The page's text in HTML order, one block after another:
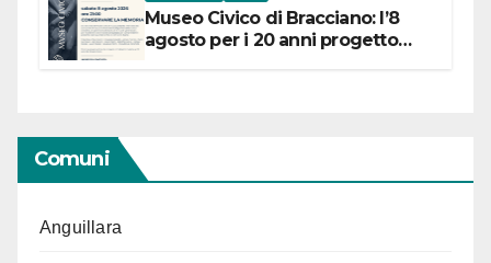
Museo Civico di Bracciano: l’8
agosto per i 20 anni progetto
Comuni
Anguillara